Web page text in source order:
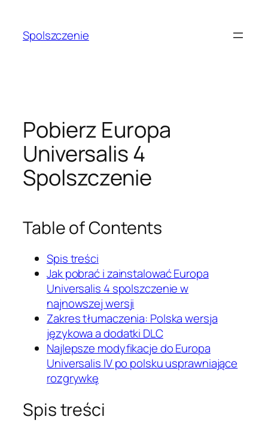
treściSpolszczenie
Pobierz Europa
Universalis 4
Spolszczenie
Table of Contents
Spis treści
Jak pobrać i zainstalować Europa
Universalis 4 spolszczenie w
najnowszej wersji
Zakres tłumaczenia: Polska wersja
językowa a dodatki DLC
Najlepsze modyfikacje do Europa
Universalis IV po polsku usprawniające
rozgrywkę
Spis treści